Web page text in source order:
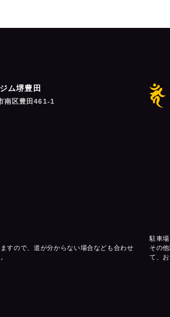
ム堺豊田
南区豊田461-1
すので、道が分からない場合なども合わせ
駐車場
その
て、